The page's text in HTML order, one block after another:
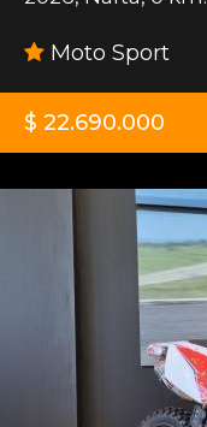
Moto Sport
$ 22.690.000